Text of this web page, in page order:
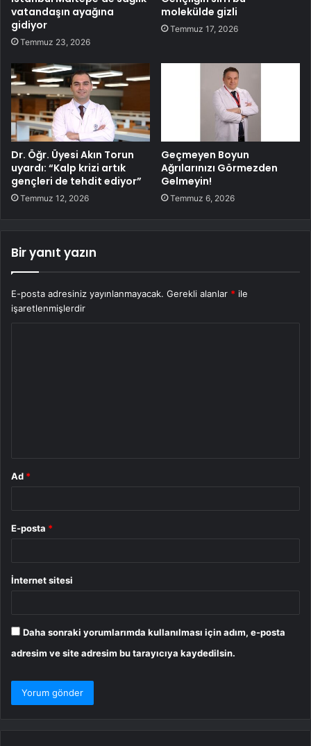
vatandaşın ayağına
gidiyor
Temmuz 23, 2026
molekülde gizli
Temmuz 17, 2026
Dr. Öğr. Üyesi Akın Torun
uyardı: “Kalp krizi artık
gençleri de tehdit ediyor”
Temmuz 12, 2026
Geçmeyen Boyun
Ağrılarınızı Görmezden
Gelmeyin!
Temmuz 6, 2026
Bir yanıt yazın
E-posta adresiniz yayınlanmayacak. Gerekli alanlar * ile
işaretlenmişlerdir
Ad *
E-posta *
İnternet sitesi
Daha sonraki yorumlarımda kullanılması için adım, e-posta
adresim ve site adresim bu tarayıcıya kaydedilsin.